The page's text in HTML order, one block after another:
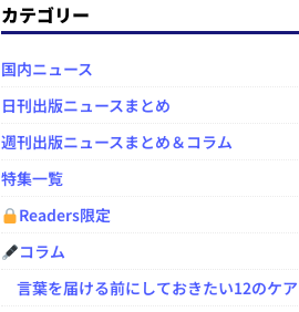
カテゴリー
国内ニュース
日刊出版ニュースまとめ
週刊出版ニュースまとめ＆コラム
特集一覧
Readers限定
コラム
言葉を届ける前にしておきたい12のケア